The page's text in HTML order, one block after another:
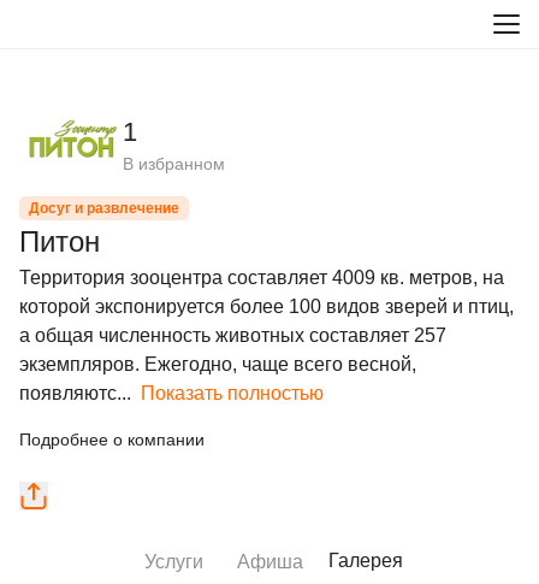
1
В избранном
Досуг и развлечение
Питон
Территория зооцентра составляет 4009 кв. метров, на
которой экспонируется более 100 видов зверей и птиц,
а общая численность животных составляет 257
экземпляров. Ежегодно, чаще всего весной,
появляютс... Показать полностью
Подробнее о компании
Услуги Афиша Галерея